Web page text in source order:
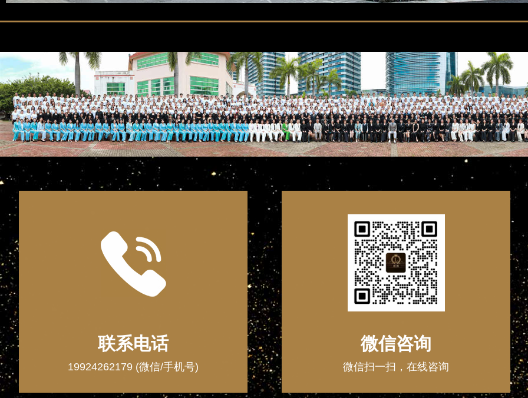
联系电话
19924262179 (微信/手机号)
微信咨询
微信扫一扫，在线咨询